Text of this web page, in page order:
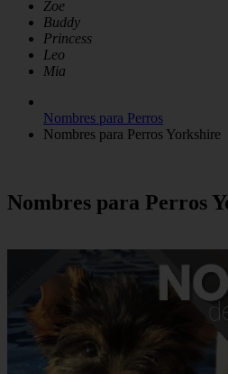
Zoe
Buddy
Princess
Leo
Mia
Nombres para Perros
Nombres para Perros Yorkshire
Nombres para Perros